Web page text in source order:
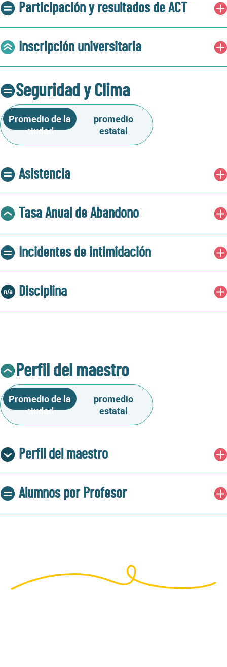
Participación y resultados de ACT
Inscripción universitaria
Seguridad y Clima
Promedio de la
ciudad
promedio
estatal
Asistencia
Tasa Anual de Abandono
Incidentes de intimidación
Disciplina
Perfil del maestro
Promedio de la
ciudad
promedio
estatal
Perfil del maestro
Alumnos por Profesor